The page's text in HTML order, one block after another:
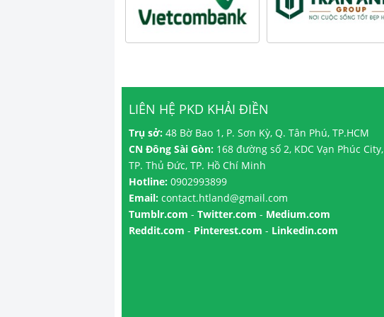
LIÊN HỆ PKD KHẢI ĐIỀN
Trụ sở: 48 Bờ Bao 1, P. Sơn Kỳ, Q. Tân Phú, TP.HCM
CN Đông Sài Gòn: 168 đường số 2, KDC Vạn Phúc City,
TP. Thủ Đức, TP. Hồ Chí Minh
Hotline: 0902993899
Email: contact.htland@gmail.com
Tumblr.com - Twitter.com - Medium.com
Reddit.com - Pinterest.com - Linkedin.com